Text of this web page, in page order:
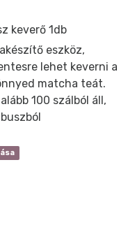
keverő 1db
eszköz,
lehet keverni a
matcha teát.
100 szálból áll,